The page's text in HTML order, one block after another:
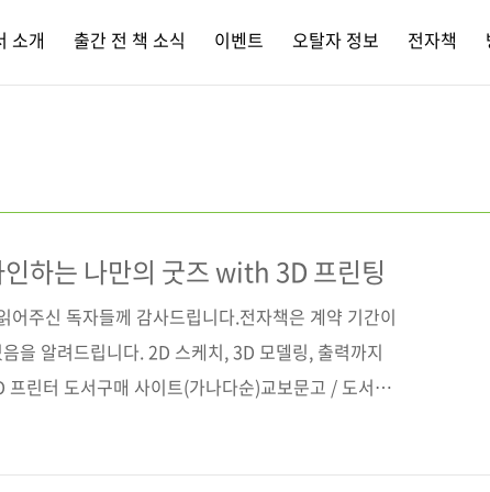
소개 출간 전 책 소식 이벤트 오탈자 정보 전자책
하는 나만의 굿즈 with 3D 프린팅
어주신 독자들께 감사드립니다.전자책은 계약 기간이
을 알려드립니다. 2D 스케치, 3D 모델링, 출력까지
린터 도서구매 사이트(가나다순)교보문고 / 도서11
크 / 쿠팡 전자책 구매 사이트(가나다순)교보문고 /